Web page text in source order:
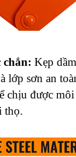
chắn: Kẹp
lớp sơn an
chịu được
thọ.